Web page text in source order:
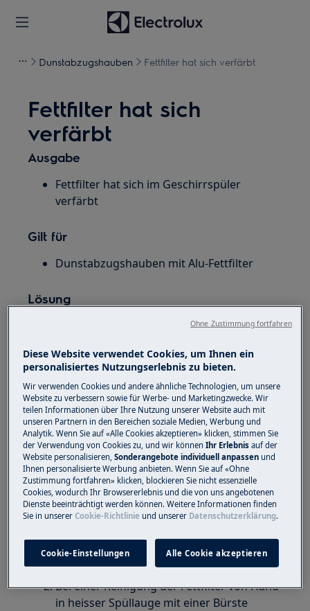
Dunstabzugshauben Fettfilter hat sich verfärbt
Fettfilter hat sich
verfärbt
Ausgabe
Fettfilter hat sich im Geschirrspüler
verfärbt
Gilt für
Dunstabzugshauben mit Alu-Fettfilter
Lösung
Beim Reinigen in der Spülmaschine kann
Eine Verfärbung kann nicht rückgängig
gemacht werden.
Eine Verfärbung ändert die
Gebrauchseigenschaft des Filters nicht.
Weitere Tipps und Hinweise finden Sie in
der
Gebrauchsanweisung
Neue Fettfilter erhalten Sie über unseren .
Das Ersetzen von verfärbten Fettfiltern ist
keine Garantieleistung.
Bei einer Reinigung der Fettfilter von Hand
in heisser Spüllauge mit einer Bürste
Diese Website verwendet Cookies, um Ihnen ein
personalisiertes Nutzungserlebnis zu bieten.
Wir verwenden Cookies und andere ähnliche Technologien, um unsere
Website zu verbessern sowie für Werbe- und Marketingzwecke. Wir
teilen Informationen über Ihre Nutzung unserer Website auch mit
unseren Partnern in den Bereichen soziale Medien, Werbung und
Analytik. Wenn Sie auf «Alle Cookies akzeptieren» klicken, stimmen Sie
der Verwendung von Cookies zu, und wir könnenIhr Erlebnisauf der
Website personalisieren,Sonderangebote individuell anpassen und
Ihnen personalisierte Werbung anbieten. Wenn Sie auf «Ohne
Zustimmung fortfahren» klicken, blockieren Sie nicht essenzielle
Cookies, wodurch Ihr Browsererlebnis und die von uns angebotenen
Dienste beeinträchtigt werden können. Weitere Informationen finden
Sie in unsererCookie-Richtlinie und unserer Datenschutzerklärung.
Cookie-Einstellungen Alle Cookie akzeptieren
Ohne Zustimmung fortfahren